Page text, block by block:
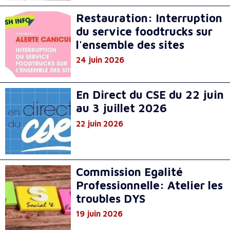
Restauration: Interruption
du service foodtrucks sur
l'ensemble des sites
24 juin 2026
En Direct du CSE du 22 juin
au 3 juillet 2026
22 juin 2026
Commission Egalité
Professionnelle: Atelier les
troubles DYS
19 juin 2026